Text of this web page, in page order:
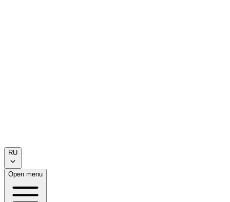
RU
Open menu